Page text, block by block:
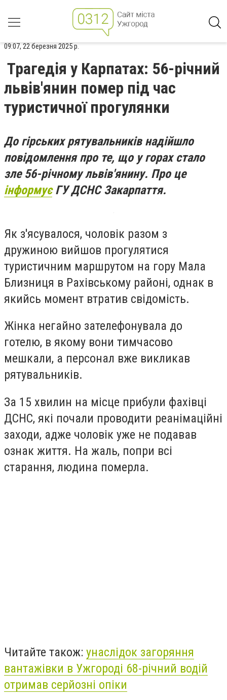
09:07, 22 березня 2025 р.
Трагедія у Карпатах: 56-річний
львів'янин помер під час
туристичної прогулянки
До гірських рятувальників надійшло
повідомлення про те, що у горах стало
зле 56-річному львів'янину. Про це
інформуєГУ ДСНС Закарпаття.
Як з'ясувалося, чоловік разом з
дружиною вийшов прогулятися
туристичним маршрутом на гору Мала
Близниця в Рахівському районі, однак в
якийсь момент втратив свідомість.
Жінка негайно зателефонувала до
готелю, в якому вони тимчасово
мешкали, а персонал вже викликав
рятувальників.
За 15 хвилин на місце прибули фахівці
ДСНС, які почали проводити реанімаційні
заходи, адже чоловік уже не подавав
ознак життя. На жаль, попри всі
старання, людина померла.
Читайте також: унаслідок загоряння
вантажівки в Ужгороді 68-річний водій
отримав серйозні опіки